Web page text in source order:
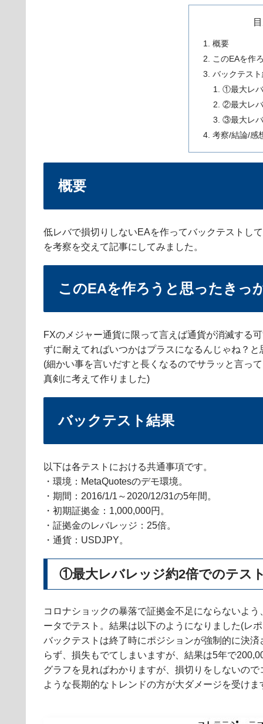
概要
このEAを作
バックテス
①最大レ
②最大レ
③最大レ
考察/結論/感
概要
低レバで損切りしないEAを作ってバックテストし
を考察を交えて記事にしてみました。
このEAを作ろうと思ったきっ
FXのメジャー通貨に限って言えば通貨が消滅する
ずに耐えてればいつかはプラスになるんじゃね？
(細かい事を言いだすと長くなるのでサラッと言っ
真剣に考えて作りました)
バックテスト結果
以下は各テストにおける共通事項です。
・環境：MetaQuotesのデモ環境。
・期間：2016/1/1～2020/12/31の5年間。
・初期証拠金：1,000,000円。
・証拠金のレバレッジ：25倍。
・通貨：USDJPY。
①最大レバレッジ約2倍でのテス
コロナショックの暴落で証拠金不足にならないよ
ータでテスト。結果は以下のようになりました(レ
バックテストは終了時にポジションが強制的に決
らず、損失もでてしまいますが、結果は5年で
グラフを見ればわかりますが、損切りをしないの
ような長期的なトレンドの方が大ダメージを受けま